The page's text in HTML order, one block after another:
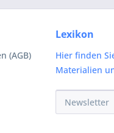
(AGB)
Lexikon
Hier finden
Materialien